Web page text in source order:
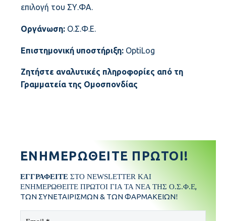
επιλογή του ΣΥ.ΦΑ.
Οργάνωση: Ο.Σ.Φ.Ε.
Επιστημονική υποστήριξη: OptiLog
Ζητήστε αναλυτικές πληροφορίες από τη
Γραμματεία της Ομοσπονδίας
ΕΝΗΜΕΡΩΘΕΊΤΕ ΠΡΏΤΟΙ!
ΕΓΓΡΑΦΕΙΤΕ ΣΤΟ NEWSLETTER ΚΑΙ
ΕΝΗΜΕΡΩΘΕΙΤΕ ΠΡΩΤΟΙ ΓΙΑ ΤΑ ΝΕΑ ΤΗΣ Ο.Σ.Φ.Ε,
ΤΩΝ ΣΥΝΕΤΑΙΡΙΣΜΩΝ & ΤΩΝ ΦΑΡΜΑΚΕΙΩΝ!